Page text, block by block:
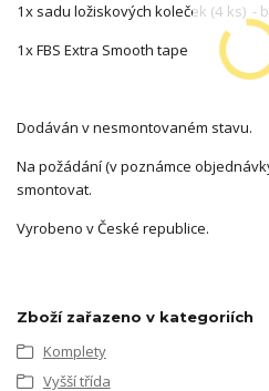
1x sadu ložiskových koleček (4 ks) -
1x FBS Extra Smooth tape
Dodáván v nesmontovaném stavu.
Na požádání (v poznámce
smontovat.
Vyrobeno v České republice.
Zboží zařazeno v kategoriích
Komplety
Vyšší třída